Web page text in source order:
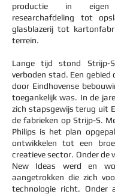
productie in
researchafdeling tot
glasblazerij tot
terrein.
Lange tijd stond Strijp-
verboden stad. Een
door Eindhovense
toegankelijk was. In de
zich stapsgewijs terug uit
de fabrieken op Strijp­-S.
Philips is het plan
ontwikkelen tot een
creatieve sector. Onder de
New Ideas werd en
aangetrokken die zich
technologie richt. Onder